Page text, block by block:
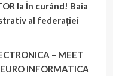
laÎn curând! Baia
al federației
– MEET
EURO INFORMATICA